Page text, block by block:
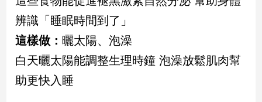
建
築/
室
設
計
辨識「睡眠時間到了」
這樣做：曬太陽、泡澡
白天曬太陽能調整生理時鐘 泡澡放鬆肌肉幫
助更快入睡